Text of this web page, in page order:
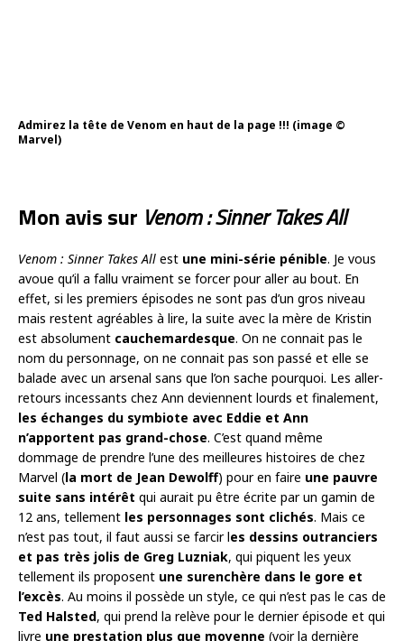
Admirez la tête de Venom en haut de la page !!! (image ©
Marvel)
Mon avis sur Venom : Sinner Takes All
Venom : Sinner Takes All est une mini-série pénible. Je vous
avoue qu’il a fallu vraiment se forcer pour aller au bout. En
effet, si les premiers épisodes ne sont pas d’un gros niveau
mais restent agréables à lire, la suite avec la mère de Kristin
est absolument cauchemardesque. On ne connait pas le
nom du personnage, on ne connait pas son passé et elle se
balade avec un arsenal sans que l’on sache pourquoi. Les aller-
retours incessants chez Ann deviennent lourds et finalement,
les échanges du symbiote avec Eddie et Ann
n’apportent pas grand-chose. C’est quand même
dommage de prendre l’une des meilleures histoires de chez
Marvel (la mort de Jean Dewolff) pour en faire une pauvre
suite sans intérêt qui aurait pu être écrite par un gamin de
12 ans, tellement les personnages sont clichés. Mais ce
n’est pas tout, il faut aussi se farcir les dessins outranciers
et pas très jolis de Greg Luzniak, qui piquent les yeux
tellement ils proposent une surenchère dans le gore et
l’excès. Au moins il possède un style, ce qui n’est pas le cas de
Ted Halsted, qui prend la relève pour le dernier épisode et qui
livre une prestation plus que moyenne (voir la dernière